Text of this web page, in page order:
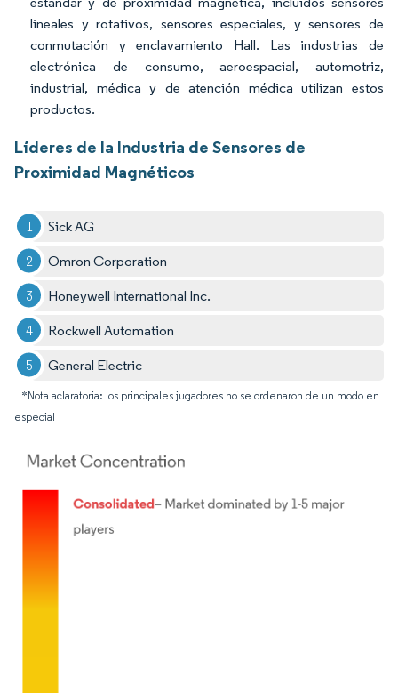
lineales y rotativos, sensores especiales, y sensores de
conmutación y enclavamiento Hall. Las industrias de
electrónica de consumo, aeroespacial, automotriz,
industrial, médica y de atención médica utilizan estos
productos.
Líderes de la Industria de Sensores de
Proximidad Magnéticos
Sick AG
Omron Corporation
Honeywell International Inc.
Rockwell Automation
General Electric
*Nota aclaratoria: los principales jugadores no se ordenaron de un modo en
especial